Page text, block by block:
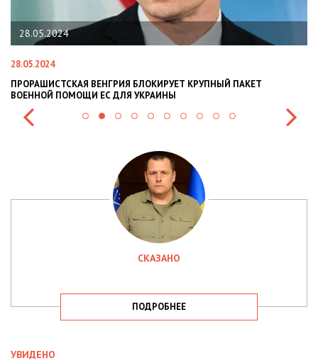
28.05.2024
28.05.2024
ПРОРАШИСТСКАЯ ВЕНГРИЯ БЛОКИРУЕТ КРУПНЫЙ ПАКЕТ
ВОЕННОЙ ПОМОЩИ ЕС ДЛЯ УКРАИНЫ
СКАЗАНО
ПОДРОБНЕЕ
УВИДЕНО